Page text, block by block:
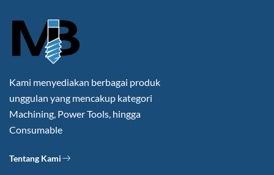
Kami menyediakan berbagai produk
unggulan yang mencakup kategori
Machining, Power Tools, hingga
Consumable
Tentang Kami